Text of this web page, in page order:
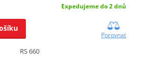
Expedujeme do 2 dnů
Porovnat
RS 660